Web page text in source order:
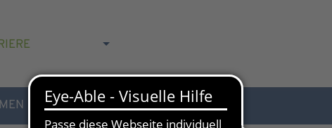
AKTUELLES & KONTAKT